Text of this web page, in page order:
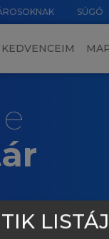
SÚGÓ
KEDVENCEIM